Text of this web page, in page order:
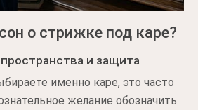
о стрижке под каре?
и защита
именно каре, это часто
желание обозначить